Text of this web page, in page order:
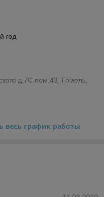
год
д.7С пом.43, Гомель,
весь график работы